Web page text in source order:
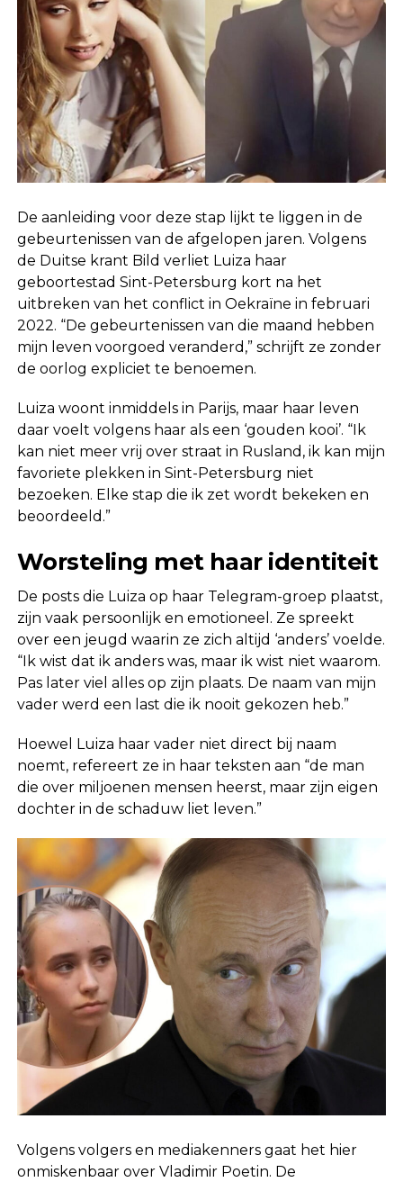
De aanleiding voor deze stap lijkt te liggen in de
gebeurtenissen van de afgelopen jaren. Volgens
de Duitse krant Bild verliet Luiza haar
geboortestad Sint-Petersburg kort na het
uitbreken van het conflict in Oekraïne in februari
2022. “De gebeurtenissen van die maand hebben
mijn leven voorgoed veranderd,” schrijft ze zonder
de oorlog expliciet te benoemen.
Luiza woont inmiddels in Parijs, maar haar leven
daar voelt volgens haar als een ‘gouden kooi’. “Ik
kan niet meer vrij over straat in Rusland, ik kan mijn
favoriete plekken in Sint-Petersburg niet
bezoeken. Elke stap die ik zet wordt bekeken en
beoordeeld.”
Worsteling met haar identiteit
De posts die Luiza op haar Telegram-groep plaatst,
zijn vaak persoonlijk en emotioneel. Ze spreekt
over een jeugd waarin ze zich altijd ‘anders’ voelde.
“Ik wist dat ik anders was, maar ik wist niet waarom.
Pas later viel alles op zijn plaats. De naam van mijn
vader werd een last die ik nooit gekozen heb.”
Hoewel Luiza haar vader niet direct bij naam
noemt, refereert ze in haar teksten aan “de man
die over miljoenen mensen heerst, maar zijn eigen
dochter in de schaduw liet leven.”
Volgens volgers en mediakenners gaat het hier
onmiskenbaar over Vladimir Poetin. De